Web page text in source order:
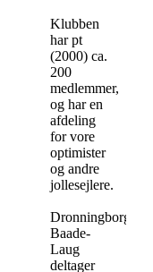
Klubben
har pt
(2000) ca.
200
medlemmer,
og har en
afdeling
for vore
optimister
og andre
jollesejlere.
Dronningborg
Baade-
Laug
deltager